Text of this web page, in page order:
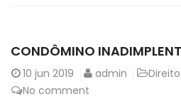
CONDÔMINO
10 jun 2019 admin
No comment